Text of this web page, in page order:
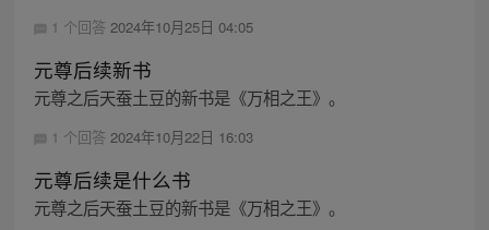
1 个回答 2024年10月25日 04:05
元尊后续新书
元尊之后天蚕土豆的新书是《万相之王》。
1 个回答 2024年10月22日 16:03
元尊后续是什么书
元尊之后天蚕土豆的新书是《万相之王》。